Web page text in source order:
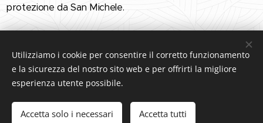
protezione da San Michele.
Share
Utilizziamo i cookie per consentire il corretto funzionamento
e la sicurezza del nostro sito web e per offrirti la migliore
esperienza utente possibile.
Accetta solo i necessari Accetta tutti